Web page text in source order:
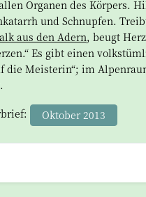
Organen des Körpers.
und Schnupfen.
aus den Adern, beugt
Es gibt einen
Meisterin“; im
Oktober 2013